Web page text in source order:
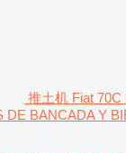
推土机 Fiat 70C
BANCADA Y